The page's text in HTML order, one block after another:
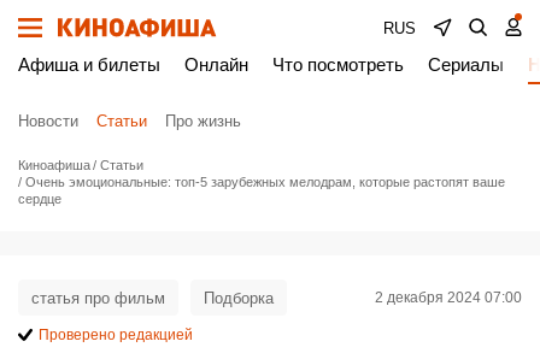
RUS
Афиша и билеты Онлайн Что посмотреть Сериалы
Новости Статьи Про жизнь
Киноафиша
Статьи
Очень эмоциональные: топ-5 зарубежных мелодрам, которые растопят ваше
сердце
статья про фильм Подборка 2 декабря 2024 07:00
Проверено редакцией